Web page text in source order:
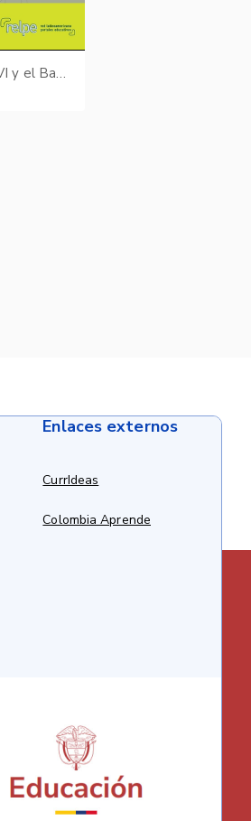
Kairos - La España del siglo XVI y el Barroco
Enlaces externos
CurrIdeas
Colombia Aprende